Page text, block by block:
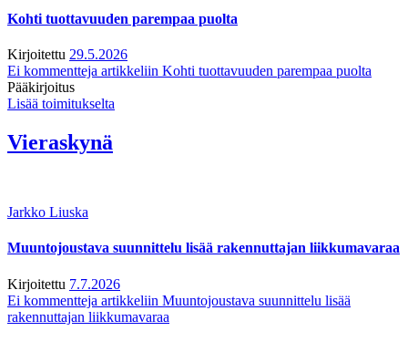
Kohti tuottavuuden parempaa puolta
Kirjoitettu 29.5.2026
Ei kommentteja artikkeliin Kohti tuottavuuden parempaa puolta
Pääkirjoitus
Lisää toimitukselta
Vieraskynä
Jarkko Liuska
Muuntojoustava suunnittelu lisää rakennuttajan liikkumavaraa
Kirjoitettu 7.7.2026
Ei kommentteja artikkeliin Muuntojoustava suunnittelu lisää
rakennuttajan liikkumavaraa